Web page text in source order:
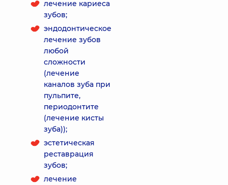
лечение кариеса
зубов;
эндодонтическое
лечение зубов
любой
сложности
(лечение
каналов зуба при
пульпите,
периодонтите
(лечение кисты
зуба));
эстетическая
реставрация
зубов;
лечение